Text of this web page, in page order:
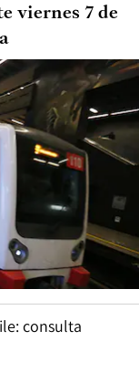
viernes 7 de
consulta